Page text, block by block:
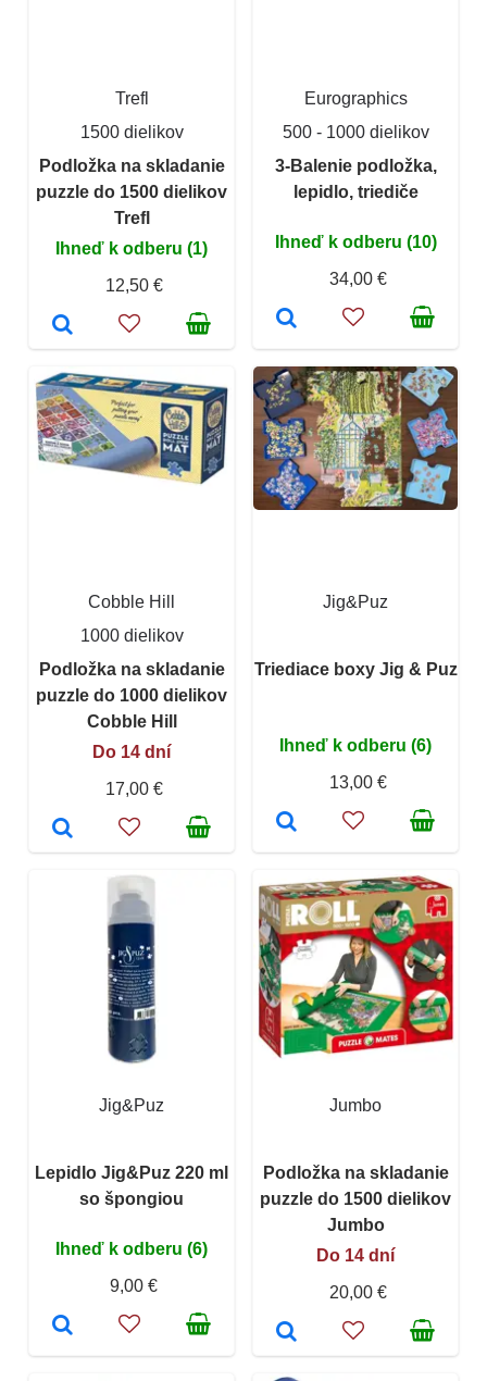
Trefl
1500 dielikov
Podložka na skladanie
puzzle do 1500 dielikov
Trefl
Ihneď k odberu (1)
12,50 €
Eurographics
500 - 1000 dielikov
3-Balenie podložka,
lepidlo, triediče
Ihneď k odberu (10)
34,00 €
Cobble Hill
1000 dielikov
Podložka na skladanie
puzzle do 1000 dielikov
Cobble Hill
Do 14 dní
17,00 €
Jig&Puz
Triediace boxy Jig & Puz
Ihneď k odberu (6)
13,00 €
Jig&Puz
Lepidlo Jig&Puz 220 ml
so špongiou
Ihneď k odberu (6)
9,00 €
Jumbo
Podložka na skladanie
puzzle do 1500 dielikov
Jumbo
Do 14 dní
20,00 €